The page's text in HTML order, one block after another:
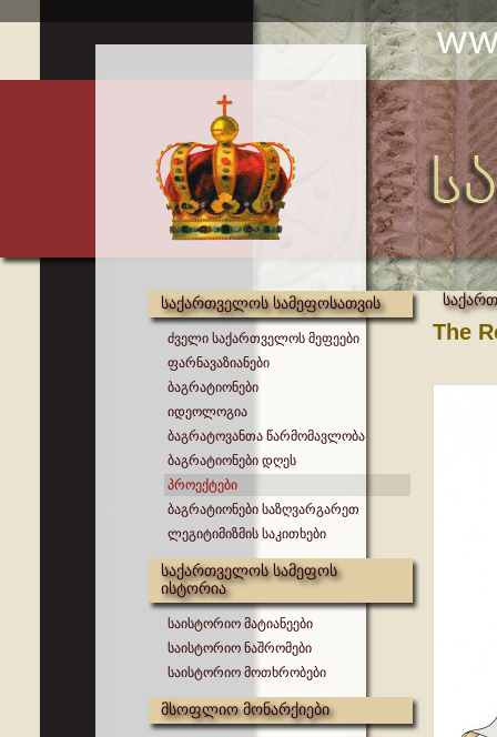
საქართველოს სამეფოსათვის
ძველი საქართველოს მეფეები
ფარნავაზიანები
ბაგრატიონები
იდეოლოგია
ბაგრატოვანთა წარმომავლობა
ბაგრატიონები დღეს
პროექტები
ბაგრატიონები საზღვარგარეთ
ლეგიტიმიზმის საკითხები
საქართველოს სამეფოს
ისტორია
საისტორიო მატიანეები
საისტორიო ნაშრომები
საისტორიო მოთხრობები
მსოფლიო მონარქიები
The